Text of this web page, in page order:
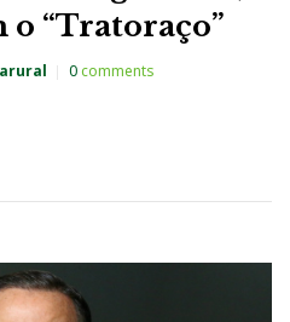
o “Tratoraço”
0comments